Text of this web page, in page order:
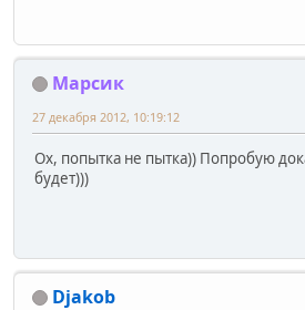
Марсик
27 декабря 2012, 10:19:12
Ох, попытка не пытка)) Попробую
будет)))
Djakob